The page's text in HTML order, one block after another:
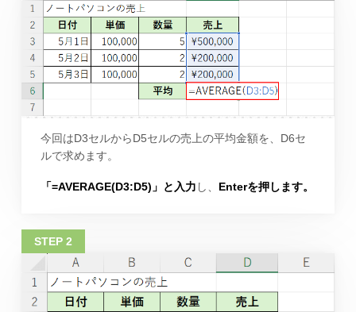
今回はD3セルからD5セルの売上の平均金額を、D6セ
ルで求めます。
「=AVERAGE(D3:D5)」と入力 し、 Enterを押します。